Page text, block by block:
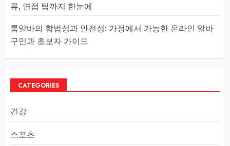
류, 면접 팁까지 한눈에
룸알바의 합법성과 안전성: 가정에서 가능한 온라인 알바
구인과 초보자 가이드
CATEGORIES
건강
스포츠